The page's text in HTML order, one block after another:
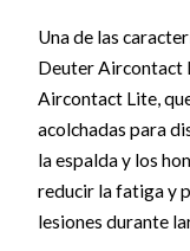
Una de las
Deuter Aircontact
Aircontact Lite,
acolchadas para
la espalda y los
reducir la fatiga y
lesiones durante